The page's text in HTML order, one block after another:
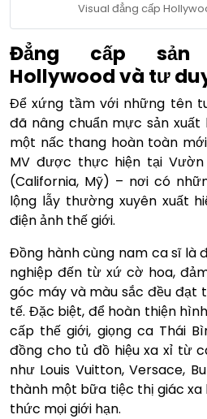
Visual đẳng cấp
Đẳng cấp sản
Hollywood và tư
Để xứng tầm với những tên
đã nâng chuẩn mực sản
một nấc thang hoàn toàn
MV được thực hiện tại
(California, Mỹ) – nơi có
lộng lẫy thường xuyên xuất
điện ảnh thế giới.
Đồng hành cùng nam ca sĩ là
nghiệp đến từ xứ cờ hoa,
góc máy và màu sắc đều đạt
tế. Đặc biệt, để hoàn thiện
cấp thế giới, giọng ca Thái
đồng cho tủ đồ hiệu xa xỉ từ
như Louis Vuitton, Versace,
thành một bữa tiệc thị giác
thức mọi giới hạn.